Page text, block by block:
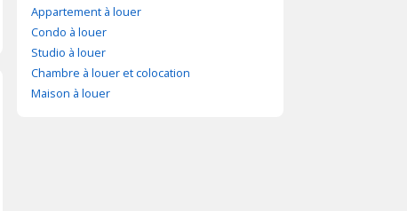
Appartement à louer
Condo à louer
Studio à louer
Chambre à louer et colocation
Maison à louer